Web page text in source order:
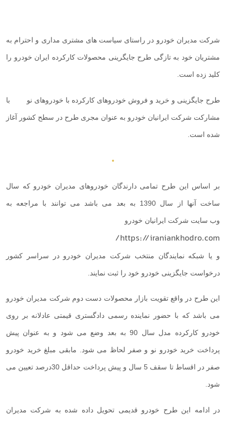
شرکت مدیران خودرو در راستای سیاست های مشتری مداری و احترام به
مشتریان خود به تازگی طرح جایگرینی محصولات کارکرده ایران خودرو را
کلید زده است.
طرح جایگزینی و خرید و فروش خودروهای کارکرده با خودروهای نو با
مشارکت شرکت ایرانیان خودرو به عنوان مجری طرح در سطح کشور آغاز
شده است.
بر اساس این طرح تمامی دارندگان خودروهای مدیران خودرو که سال
ساخت آنها از سال 1390 به بعد می باشد می توانند با مراجعه به
وب سایت شرکت ایرانیان خودرو
https://iraniankhodro.com/
و یا شبکه نمایندگان منتخب شرکت مدیران خودرو در سراسر کشور
درخواست جایگزینی خودرو خود را ثبت نمایند.
این طرح در واقع تقویت بازار محصولات دست دوم شرکت مدیران خودرو
می باشد که با حضور نماینده رسمی دادگستری قیمتی عادلانه بر روی
خودرو کارکرده مدل سال 90 به بعد وضع می شود و به عنوان پیش
پرداخت خرید خودرو نو و صفر لحاظ می شود. مابقی مبلغ خرید خودرو
صفر در اقساط تا سقف 5 سال و پیش پرداخت حداقل 30درصد تعیین می
شود.
در ادامه این طرح خودرو قدیمی تحویل داده شده به شرکت مدیران